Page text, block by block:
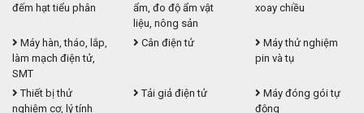
đếm hạt tiểu phân
ẩm, đo độ ẩm vật
liệu, nông sản
xoay chiều
Máy hàn, tháo, lắp,
làm mạch điện tử,
SMT
Cân điện tử
Máy thử nghiệm
pin và tụ
Thiết bị thử
nghiệm cơ, lý tính
Tải giả điện tử
Máy đóng gói tự
động